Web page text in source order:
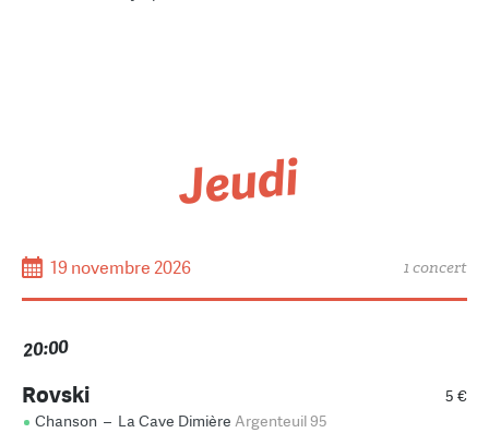
Jeudi
19 novembre 2026 1 concert
20:00
5 €
Rovski
Chanson – La Cave Dimière Argenteuil 95